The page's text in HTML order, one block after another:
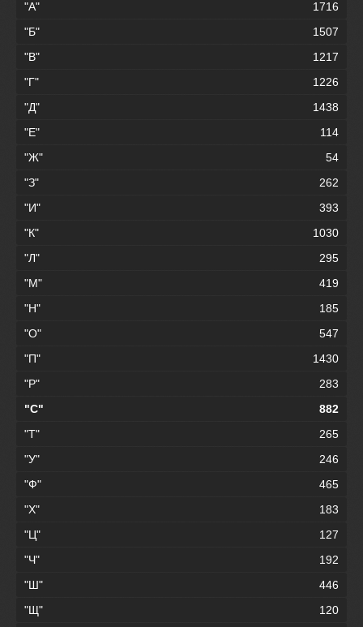
"А"
1716
"Б"
1507
"В"
1217
"Г"
1226
"Д"
1438
"Е"
114
"Ж"
54
"З"
262
"И"
393
"К"
1030
"Л"
295
"М"
419
"Н"
185
"О"
547
"П"
1430
"Р"
283
"С"
882
"Т"
265
"У"
246
"Ф"
465
"Х"
183
"Ц"
127
"Ч"
192
"Ш"
446
"Щ"
120